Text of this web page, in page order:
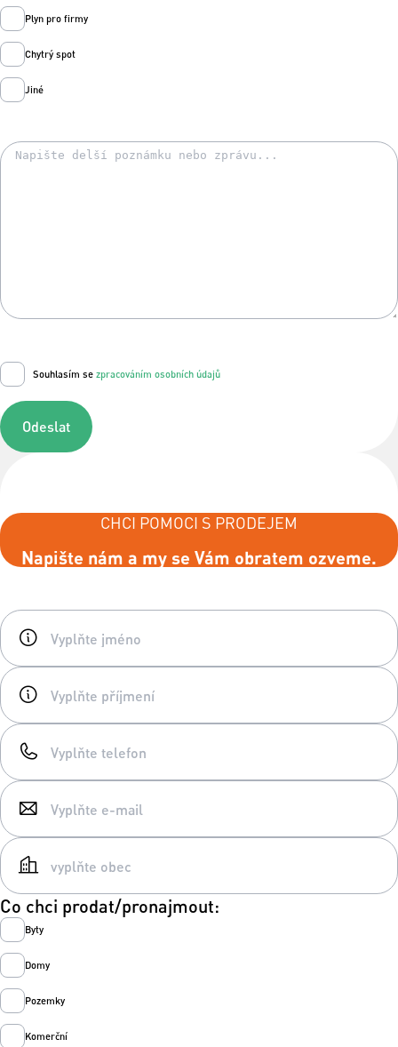
Plyn pro firmy
Chytrý spot
Jiné
Souhlasím se zpracováním osobních údajů
Odeslat
CHCI POMOCI S PRODEJEM
Napište nám a my se Vám obratem ozveme.
Co chci prodat/pronajmout:
Byty
Domy
Pozemky
Komerční